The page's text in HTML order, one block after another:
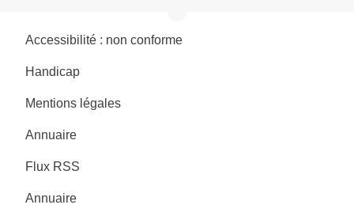
Accessibilité : non conforme
Handicap
Mentions légales
Annuaire
Flux RSS
Annuaire